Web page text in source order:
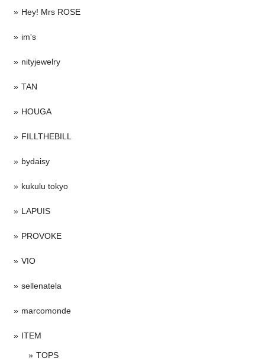
Hey! Mrs ROSE
im's
nityjewelry
TAN
HOUGA
FILLTHEBILL
bydaisy
kukulu tokyo
LAPUIS
PROVOKE
VIO
sellenatela
marcomonde
ITEM
TOPS